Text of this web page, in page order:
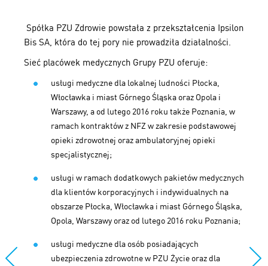
Spółka PZU Zdrowie powstała z przekształcenia Ipsilon
Bis SA, która do tej pory nie prowadziła działalności.
Sieć placówek medycznych Grupy PZU oferuje:
usługi medyczne dla lokalnej ludności Płocka,
Włocławka i miast Górnego Śląska oraz Opola i
Warszawy, a od lutego 2016 roku także Poznania, w
ramach kontraktów z NFZ w zakresie podstawowej
opieki zdrowotnej oraz ambulatoryjnej opieki
specjalistycznej;
usługi w ramach dodatkowych pakietów medycznych
dla klientów korporacyjnych i indywidualnych na
obszarze Płocka, Włocławka i miast Górnego Śląska,
Opola, Warszawy oraz od lutego 2016 roku Poznania;
usługi medyczne dla osób posiadających
ubezpieczenia zdrowotne w PZU Życie oraz dla